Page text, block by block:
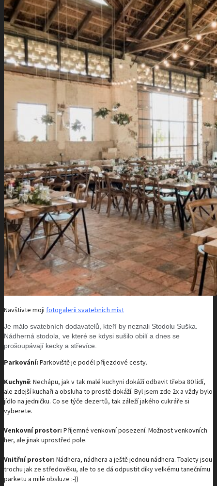
Navštivte moji fotogalerii svatebních míst
Je málo svatebních dodavatelů, kteří by neznali Stodolu Suška.
Nádherná stodola, ve které se kdysi sušilo obilí a dnes se
prošoupávají kecky a střevíce.
Parkování: Parkoviště je podél příjezdové cesty.
Kuchyně: Nechápu, jak v tak malé kuchyni dokáží odbavit třeba 80 lidí,
ale zdejší kuchaři a obsluha to prostě dokáží. Byl jsem zde 2x a vždy bylo
jídlo na jedničku. Co se týče dezertů, tak záleží jakého cukráře si
vyberete.
Venkovní prostor: Příjemné venkovní posezení. Možnost venkovních
her, ale jinak uprostřed pole.
Vnitřní prostor: Nádhera, nádhera a ještě jednou nádhera. Toalety jsou
trochu jak ze středověku, ale to se dá odpustit díky velkému tanečnímu
parketu a milé obsluze :-))